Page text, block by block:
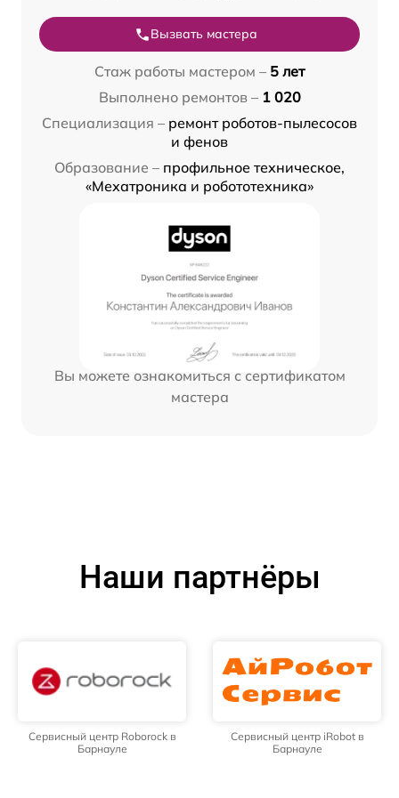
Вызвать мастера
Стаж работы мастером – 5 лет
Выполнено ремонтов – 1 020
Специализация – ремонт роботов-пылесосов
и фенов
Образование – профильное техническое,
«Мехатроника и робототехника»
Вы можете ознакомиться с сертификатом
мастера
Наши партнёры
Сервисный центр Roborock в
Барнауле
Сервисный центр iRobot в
Барнауле